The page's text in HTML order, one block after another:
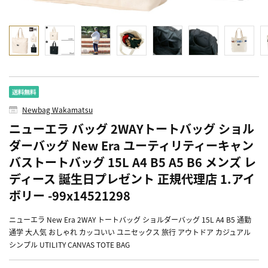
Newbag Wakamatsu
ニューエラ バッグ 2WAYトートバッグ ショル
ダーバッグ New Era ユーティリティーキャン
バストートバッグ 15L A4 B5 A5 B6 メンズ レ
ディース 誕生日プレゼント 正規代理店 1.アイ
ボリー -99x14521298
ニューエラ New Era 2WAY トートバッグ ショルダーバッグ 15L A4 B5 通勤
通学 大人気 おしゃれ カッコいい ユニセックス 旅行 アウトドア カジュアル
シンプル UTILITY CANVAS TOTE BAG